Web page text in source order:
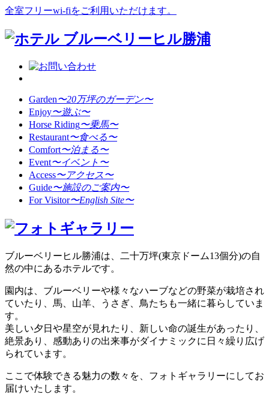
全室フリーwi-fiをご利用いただけます。
Garden〜20万坪のガーデン〜
Enjoy〜遊ぶ〜
Horse Riding〜乗馬〜
Restaurant〜食べる〜
Comfort〜泊まる〜
Event〜イベント〜
Access〜アクセス〜
Guide〜施設のご案内〜
For Visitor〜English Site〜
ブルーベリーヒル勝浦は、二十万坪(東京ドーム13個分)の自
然の中にあるホテルです。
園内は、ブルーベリーや様々なハーブなどの野菜が栽培され
ていたり、馬、山羊、うさぎ、鳥たちも一緒に暮らしていま
す。
美しい夕日や星空が見れたり、新しい命の誕生があったり、
絶景あり、感動ありの出来事がダイナミックに日々繰り広げ
られています。
ここで体験できる魅力の数々を、フォトギャラリーにしてお
届けいたします。